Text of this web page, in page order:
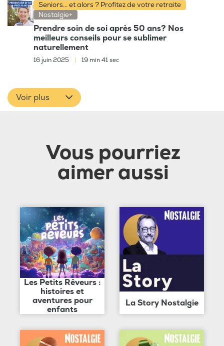
Seniors... et alors ? Profitez de votre retraite
Nostalgie+
Prendre soin de soi après 50 ans? Nos
meilleurs conseils pour se sublimer
naturellement
16 juin 2025 19 min 41 sec
Voir plus
Vous pourriez
aimer aussi
Les Petits Rêveurs :
histoires et
aventures pour
enfants
La Story Nostalgie